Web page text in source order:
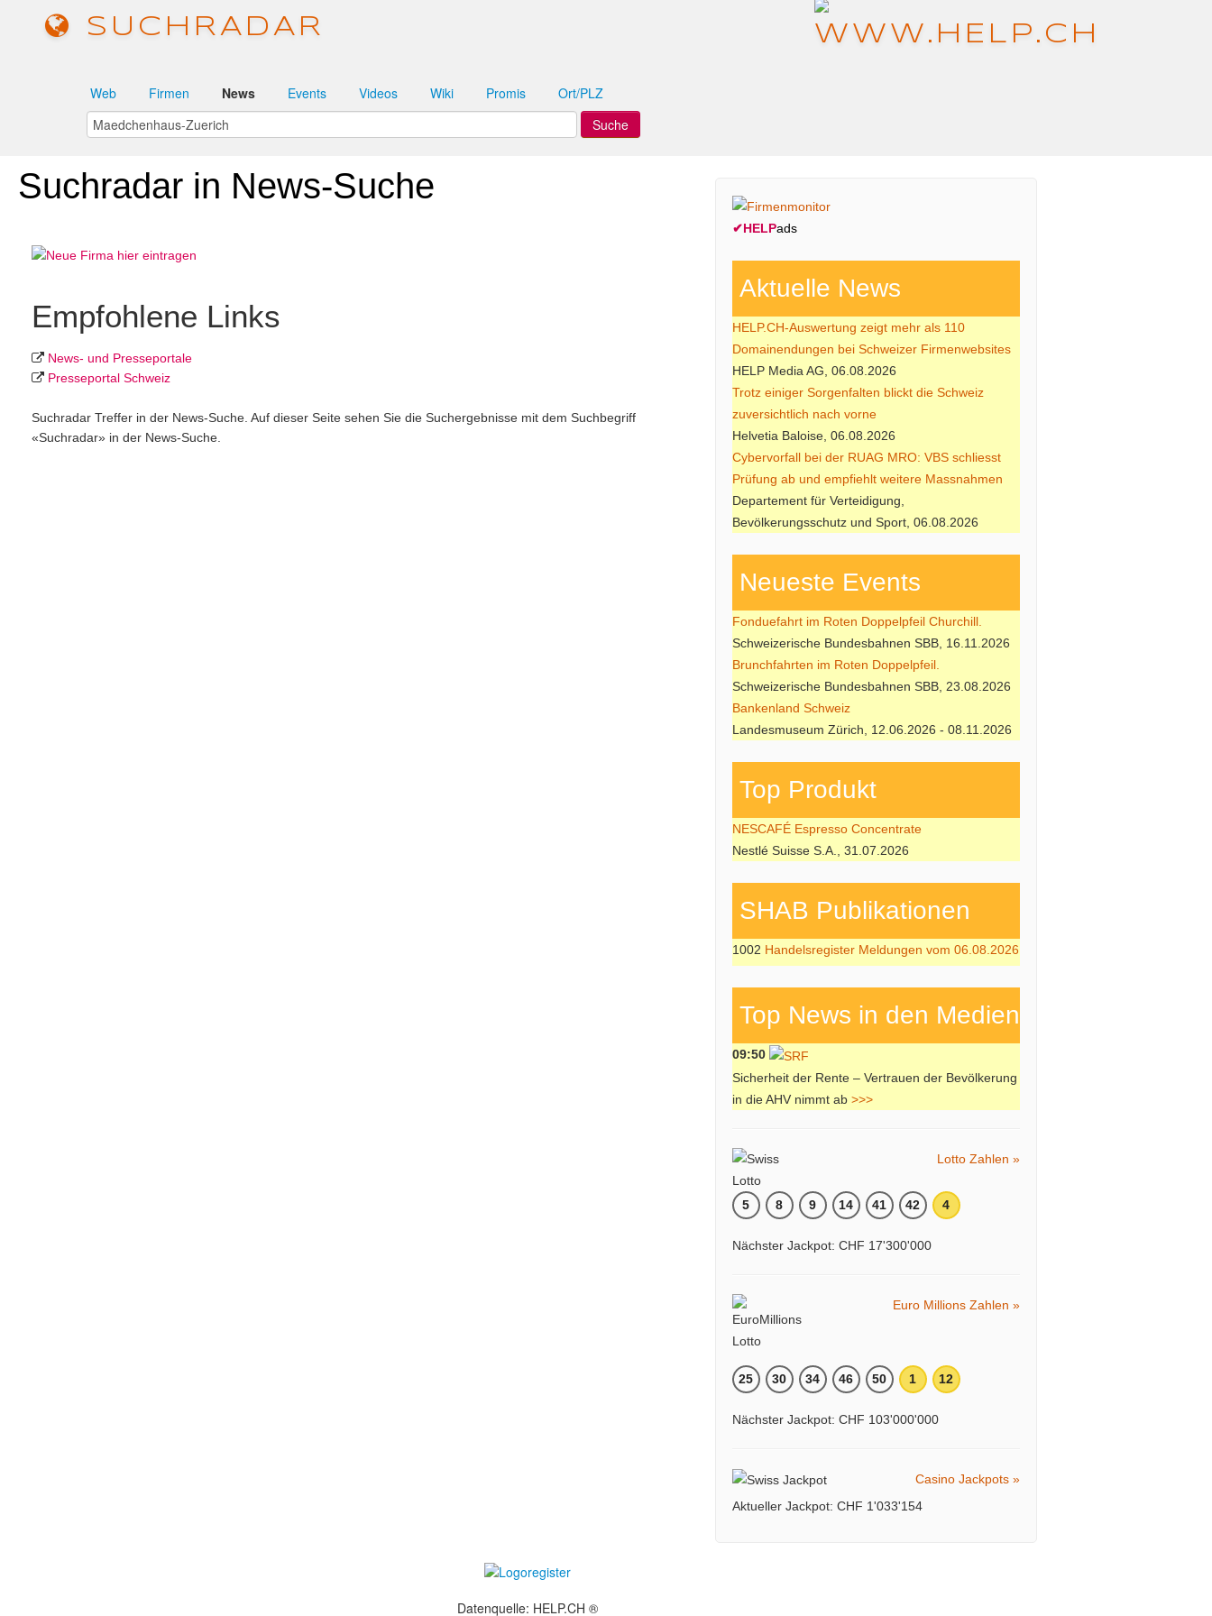
SUCHRADAR
Web Firmen News Events Videos Wiki Promis Ort/PLZ
Suchradar in News-Suche
Empfohlene Links
News- und Presseportale
Presseportal Schweiz
Suchradar Treffer in der News-Suche. Auf dieser Seite sehen Sie die Suchergebnisse mit dem Suchbegriff
«Suchradar» in der News-Suche.
✔HELPads
Aktuelle News
HELP.CH-Auswertung zeigt mehr als 110
Domainendungen bei Schweizer Firmenwebsites
HELP Media AG, 06.08.2026
Trotz einiger Sorgenfalten blickt die Schweiz
zuversichtlich nach vorne
Helvetia Baloise, 06.08.2026
Cybervorfall bei der RUAG MRO: VBS schliesst
Prüfung ab und empfiehlt weitere Massnahmen
Departement für Verteidigung,
Bevölkerungsschutz und Sport, 06.08.2026
Neueste Events
Fonduefahrt im Roten Doppelpfeil Churchill.
Schweizerische Bundesbahnen SBB, 16.11.2026
Brunchfahrten im Roten Doppelpfeil.
Schweizerische Bundesbahnen SBB, 23.08.2026
Bankenland Schweiz
Landesmuseum Zürich, 12.06.2026 - 08.11.2026
Top Produkt
NESCAFÉ Espresso Concentrate
Nestlé Suisse S.A., 31.07.2026
SHAB Publi­kati­onen
1002 Handelsregister Meldungen vom 06.08.2026
Top News in den Medien
09:50
Sicherheit der Rente – Vertrauen der Bevölkerung
in die AHV nimmt ab >>>
Lotto Zahlen »
5 8 9 14 41 42 4
Nächster Jackpot: CHF 17'300'000
Euro Millions Zahlen »
25 30 34 46 50 1 12
Nächster Jackpot: CHF 103'000'000
Casino Jackpots »
Aktueller Jackpot: CHF 1'033'154
Datenquelle: HELP.CH ®